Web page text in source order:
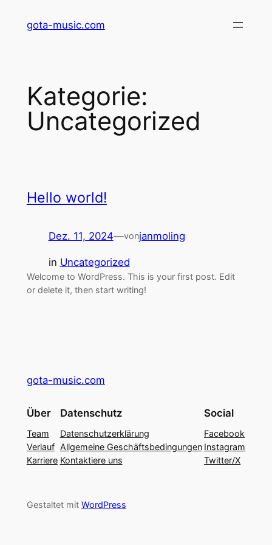
Inhaltgota-music.com
Kategorie:
Uncategorized
Hello world!
Dez. 11, 2024—vonjanmoling
in Uncategorized
Welcome to WordPress. This is your first post. Edit
or delete it, then start writing!
gota-music.com
Über
Team
Verlauf
Karriere
Datenschutz
Datenschutzerklärung
Allgemeine Geschäftsbedingungen
Kontaktiere uns
Social
Facebook
Instagram
Twitter/X
Gestaltet mit WordPress